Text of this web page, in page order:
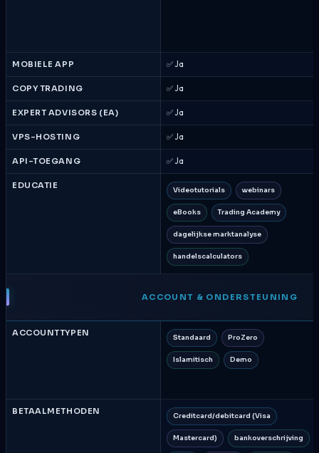
MOBIELE APP ✅ Ja
COPY TRADING ✅ Ja
EXPERT ADVISORS (EA) ✅ Ja
VPS-HOSTING ✅ Ja
API-TOEGANG ✅ Ja
EDUCATIE Videotutorials webinars
eBooks Trading Academy
dagelijkse marktanalyse
handelscalculators
ACCOUNT & ONDERSTEUNING
ACCOUNTTYPEN Standaard ProZero
Islamitisch Demo
BETAALMETHODEN Creditcard/debitcard (Visa
Mastercard) bankoverschrijving